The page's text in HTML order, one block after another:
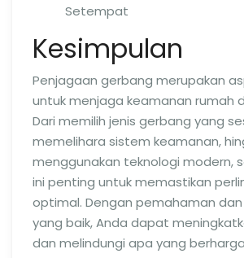
Setempat
Kesimpulan
Penjagaan gerbang merupakan
untuk menjaga keamanan rumah
Dari memilih jenis gerbang yang
memelihara sistem keamanan,
menggunakan teknologi modern,
ini penting untuk memastikan
optimal. Dengan pemahaman
yang baik, Anda dapat
dan melindungi apa yang